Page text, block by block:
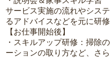
サービス実施の流れやシス
るアドバイスなどを元に研修
【お仕事開始後】
・スキルアップ研修：掃除
ーションの取り方など、さ